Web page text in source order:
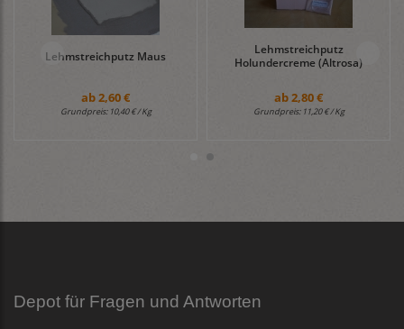
Lehmstreichputz Maus
ab2,60 €
Grundpreis: 10,40 € / Kg
Lehmstreichputz
Holundercreme (Altrosa)
ab2,80 €
Grundpreis: 11,20 € / Kg
Depot für Fragen und Antworten